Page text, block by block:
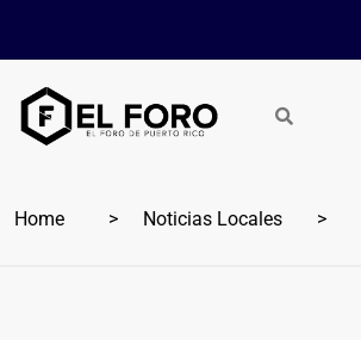
Home Noticias Locales